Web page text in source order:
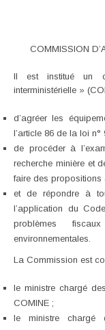
COMMISSION
Il est institué un
interministérielle »
d’agréer les
l’article 86 de la loi
de procéder à
recherche minière et
faire des propositions
et de répondre à
l’application du
problèmes
environnementales.
La Commission est
le ministre chargé
COMINE ;
le ministre chargé